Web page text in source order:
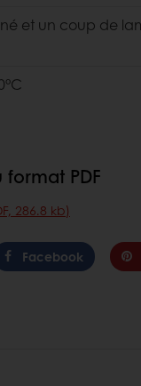
et un coup de
PDF
286.8 kb)
Facebook